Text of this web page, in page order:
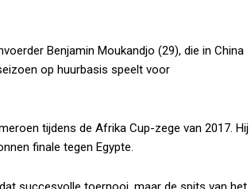
Benjamin Moukandjo (29), die in China
op huurbasis speelt voor
tijdens de Afrika Cup-zege van 2017. Hij
finale tegen Egypte.